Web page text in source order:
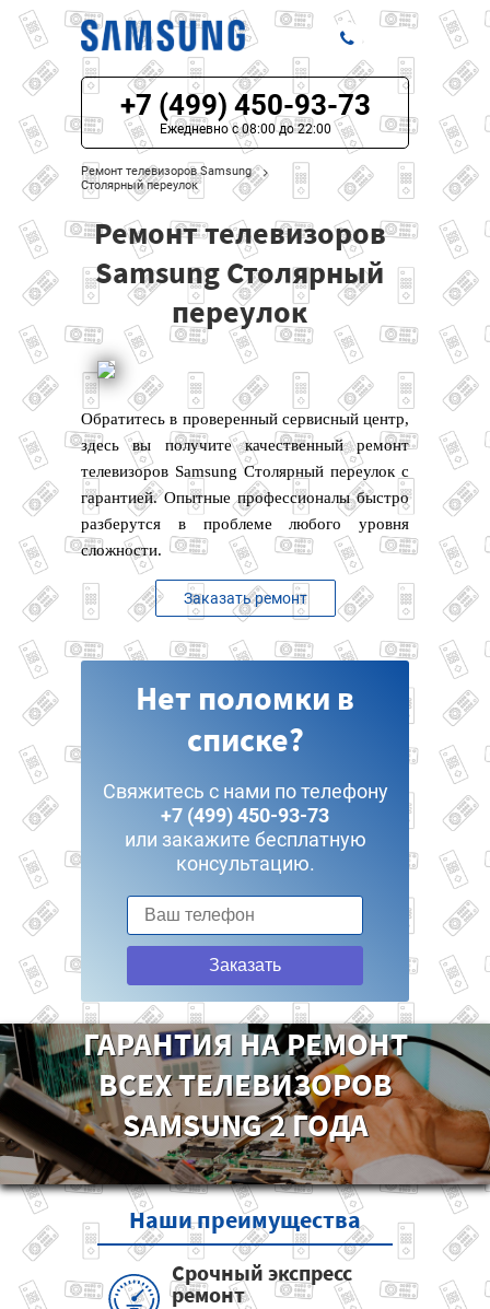
ЦЕНЫ НА РЕМОНТ
О СЕРВИСЕ
МОДЕЛИ SAMSUNG
НАШИ КОНТАКТЫ
+7 (499) 450-93-73
Ежедневно с 08:00 до 22:00
Ремонт телевизоров Samsung
Столярный переулок
Ремонт телевизоров
Samsung Столярный
переулок
Обратитесь в проверенный сервисный центр,
здесь вы получите качественный ремонт
телевизоров Samsung Столярный переулок с
гарантией. Опытные профессионалы быстро
разберутся в проблеме любого уровня
сложности.
Заказать ремонт
Нет поломки в
списке?
Свяжитесь с нами по телефону
+7 (499) 450-93-73
или закажите бесплатную
консультацию.
Заказать
ГАРАНТИЯ НА РЕМОНТ
ВСЕХ ТЕЛЕВИЗОРОВ
SAMSUNG 2 ГОДА
Нашипреимущества
Срочный экспресс
ремонт